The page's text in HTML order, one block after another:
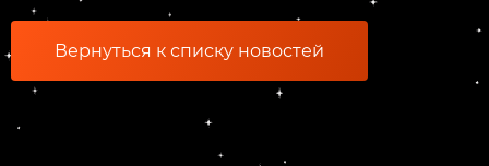
Вернуться к списку новостей